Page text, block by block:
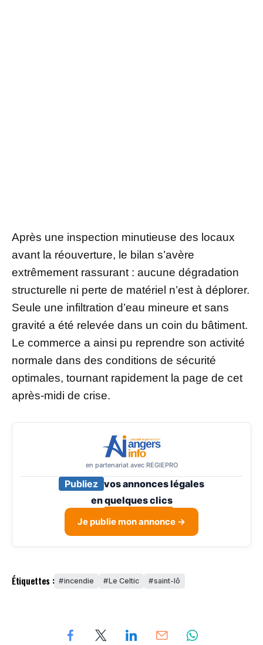
Après une inspection minutieuse des locaux
avant la réouverture, le bilan s’avère
extrêmement rassurant : aucune dégradation
structurelle ni perte de matériel n’est à déplorer.
Seule une infiltration d’eau mineure et sans
gravité a été relevée dans un coin du bâtiment.
Le commerce a ainsi pu reprendre son activité
normale dans des conditions de sécurité
optimales, tournant rapidement la page de cet
après-midi de crise.
en partenariat avec REGIEPRO
Publiez vos annonces légales
enquelques clics
Je publie mon annonce →
Étiquettes : incendie Le Celtic saint-lô